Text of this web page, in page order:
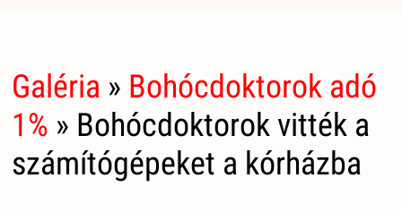
Galéria » Bohócdoktorok adó
1% » Bohócdoktorok vitték a
számítógépeket a kórházba